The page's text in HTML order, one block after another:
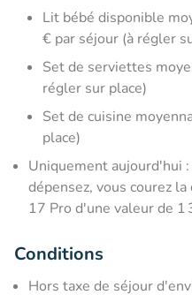
Lit bébé disponible
€ par séjour (à régler
Set de serviettes
régler sur place)
Set de cuisine
place)
Uniquement aujourd'hui
dépensez, vous courez
17 Pro d'une valeur de 1
Conditions
Hors taxe de séjour